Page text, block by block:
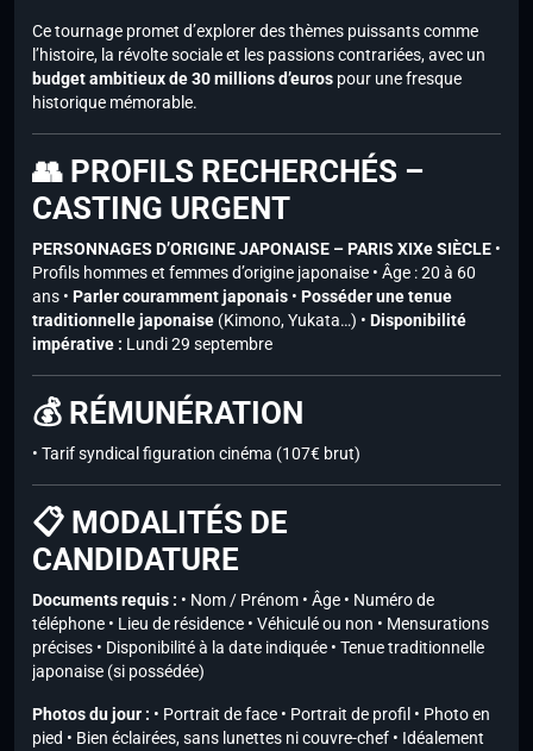
Ce tournage promet d’explorer des thèmes puissants comme
l’histoire, la révolte sociale et les passions contrariées, avec un
budget ambitieux de 30 millions d’euros pour une fresque
historique mémorable.
👥 PROFILS RECHERCHÉS –
CASTING URGENT
PERSONNAGES D’ORIGINE JAPONAISE – PARIS XIXe SIÈCLE •
Profils hommes et femmes d’origine japonaise • Âge : 20 à 60
ans • Parler couramment japonais • Posséder une tenue
traditionnelle japonaise (Kimono, Yukata…) • Disponibilité
impérative : Lundi 29 septembre
💰 RÉMUNÉRATION
• Tarif syndical figuration cinéma (107€ brut)
📋 MODALITÉS DE
CANDIDATURE
Documents requis : • Nom / Prénom • Âge • Numéro de
téléphone • Lieu de résidence • Véhiculé ou non • Mensurations
précises • Disponibilité à la date indiquée • Tenue traditionnelle
japonaise (si possédée)
Photos du jour : • Portrait de face • Portrait de profil • Photo en
pied • Bien éclairées, sans lunettes ni couvre-chef • Idéalement